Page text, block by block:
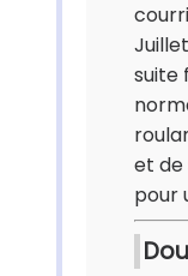
suite
et de
pour